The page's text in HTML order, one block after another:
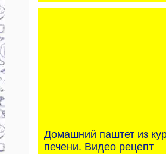
Домашний паштет из
печени. Видео рецепт